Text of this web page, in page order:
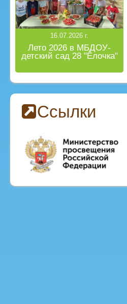
16.07.2026 г.
Лето 2026 в МБДОУ-
детский сад 28 "Ёлочка"
Ссылки